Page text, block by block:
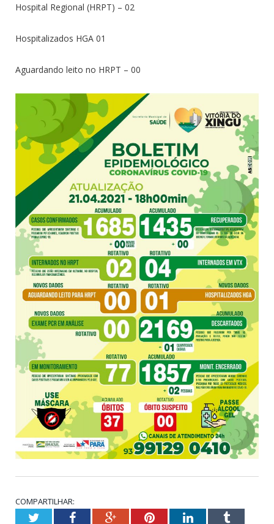
Hospital Regional (HRPT) – 02
Hospitalizados HGA 01
Aguardando leito no HRPT – 00
COMPARTILHAR:
TwitterFacebookGoogle+PinterestLinkedInTumblr